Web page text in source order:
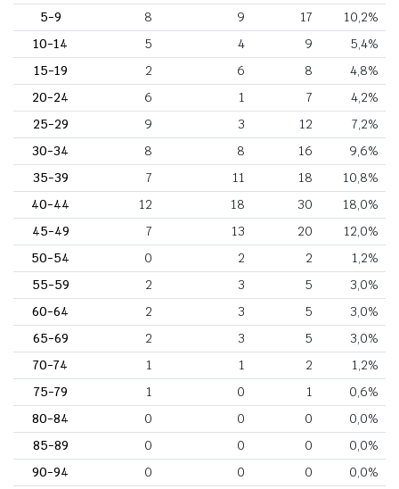
5-9
8 9 17
10,2%
10-14
5 4 9
5,4%
15-19
2 6 8
4,8%
20-24
6 1 7
4,2%
25-29
9 3 12
7,2%
30-34
8 8 16
9,6%
35-39
7 11 18
10,8%
40-44
12 18 30
18,0%
45-49
7 13 20
12,0%
50-54
0 2 2
1,2%
55-59
2 3 5
3,0%
60-64
2 3 5
3,0%
65-69
2 3 5
3,0%
70-74
1 1 2
1,2%
75-79
1 0 1
0,6%
80-84
0 0 0
0,0%
85-89
0 0 0
0,0%
90-94
0 0 0
0,0%